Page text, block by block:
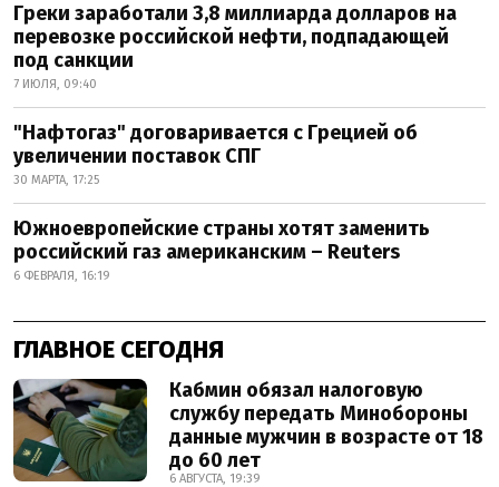
Греки заработали 3,8 миллиарда долларов на
перевозке российской нефти, подпадающей
под санкции
7 ИЮЛЯ, 09:40
"Нафтогаз" договаривается с Грецией об
увеличении поставок СПГ
30 МАРТА, 17:25
Южноевропейские страны хотят заменить
российский газ американским – Reuters
6 ФЕВРАЛЯ, 16:19
ГЛАВНОЕ СЕГОДНЯ
Кабмин обязал налоговую
службу передать Минобороны
данные мужчин в возрасте от 18
до 60 лет
6 АВГУСТА, 19:39